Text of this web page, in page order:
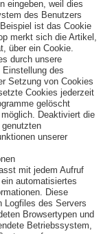
eingeben, weil dies
des Benutzers
ist das Cookie
merkt sich die Artikel,
über ein Cookie.
durch unsere
Einstellung des
Setzung von Cookies
Cookies jederzeit
gelöscht
Deaktiviert die
unserer
mit jedem Aufruf
automatisiertes
Diese
Logfiles des Servers
Browsertypen und
Betriebssystem,